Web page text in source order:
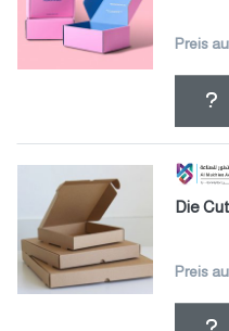
Preis
Die
Preis